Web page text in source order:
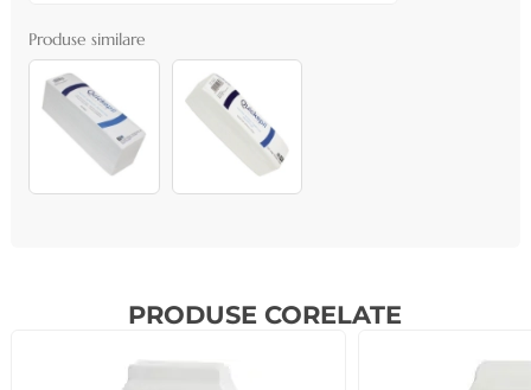
Produse similare
PRODUSE CORELATE